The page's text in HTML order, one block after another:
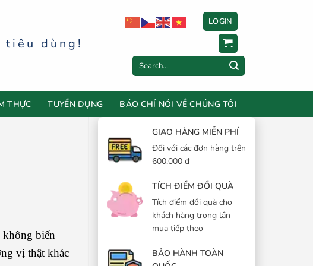
tiêu dùng!
LOGIN
Search
for:
THỰC TUYỂN DỤNG BÁO CHÍ NÓI VỀ CHÚNG TÔI
GIAO HÀNG MIỄN PHÍ
Đối với các đơn hàng trên
600.000 đ
TÍCH ĐIỂM ĐỔI QUÀ
Tích điểm đổi quà cho
khách hàng trong lần
mua tiếp theo
BẢO HÀNH TOÀN
không biến
vị thật khác